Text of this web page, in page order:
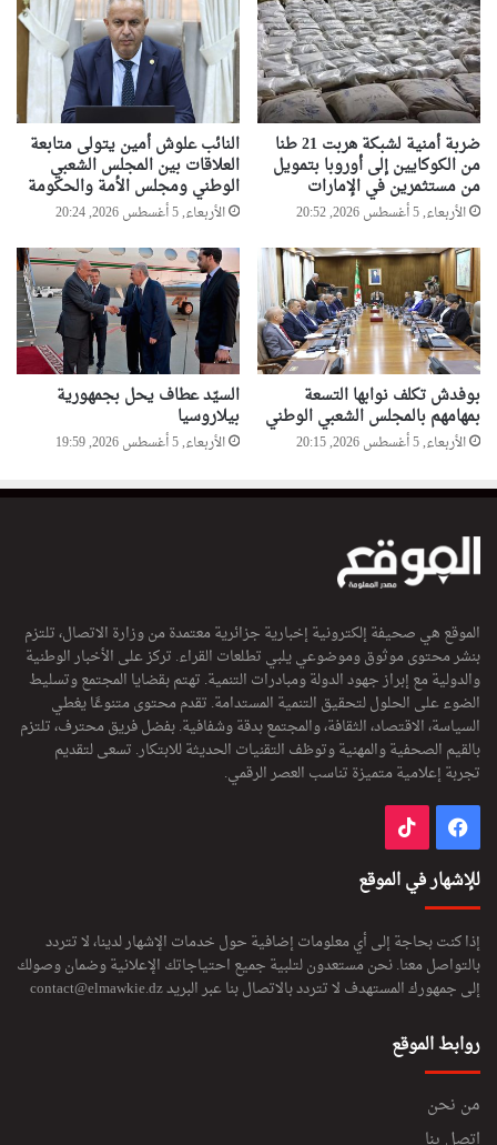
ضربة أمنية لشبكة هربت 21 طنا
من الكوكايين إلى أوروبا بتمويل
من مستثمرين في الإمارات
الأربعاء, 5 أغسطس 2026, 20:52
النائب علوش أمين يتولى متابعة
العلاقات بين المجلس الشعبي
الوطني ومجلس الأمة والحكومة
الأربعاء, 5 أغسطس 2026, 20:24
بوفدش تكلف نوابها التسعة
بمهامهم بالمجلس الشعبي الوطني
الأربعاء, 5 أغسطس 2026, 20:15
السيّد عطاف يحل بجمهورية
بيلاروسيا
الأربعاء, 5 أغسطس 2026, 19:59
الموقع هي صحيفة إلكترونية إخبارية جزائرية معتمدة من وزارة الاتصال، تلتزم
بنشر محتوى موثوق وموضوعي يلبي تطلعات القراء. تركز على الأخبار الوطنية
والدولية مع إبراز جهود الدولة ومبادرات التنمية. تهتم بقضايا المجتمع وتسليط
الضوء على الحلول لتحقيق التنمية المستدامة. تقدم محتوى متنوعًا يغطي
السياسة، الاقتصاد، الثقافة، والمجتمع بدقة وشفافية. بفضل فريق محترف، تلتزم
بالقيم الصحفية والمهنية وتوظف التقنيات الحديثة للابتكار. تسعى لتقديم
تجربة إعلامية متميزة تناسب العصر الرقمي.
فيسبوك
للإشهار في الموقع
إذا كنت بحاجة إلى أي معلومات إضافية حول خدمات الإشهار لدينا، لا تتردد
بالتواصل معنا. نحن مستعدون لتلبية جميع احتياجاتك الإعلانية وضمان وصولك
إلى جمهورك المستهدف لا تتردد بالاتصال بنا عبر البريدcontact@elmawkie.dz
روابط الموقع
من نحن